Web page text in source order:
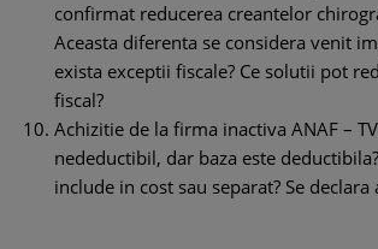
confirmat reducerea creantelor
Aceasta diferenta se considera venit
exista exceptii fiscale? Ce solutii pot
fiscal?
Achizitie de la firma inactiva ANAF –
nedeductibil, dar baza este
include in cost sau separat? Se